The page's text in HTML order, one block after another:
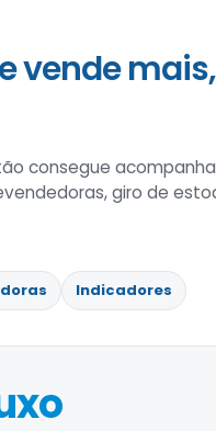
vende
consegue
giro de
Indicadores